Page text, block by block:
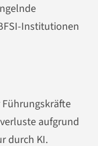
Institutionen
aufgrund
durch KI.